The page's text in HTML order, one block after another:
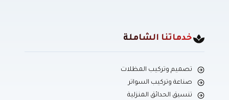
خدماتنا الشاملة
تصميم وتركيب المظلات
صناعة وتركيب السواتر
تنسيق الحدائق المنزلية